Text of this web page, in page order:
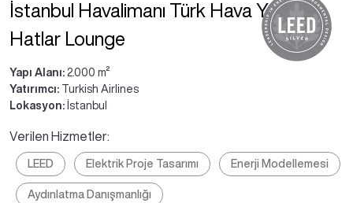
İstanbul Havalimanı Türk Hava Yolları İç
Hatlar Lounge
Yapı Alanı: 2.000 m²
Yatırımcı:
Turkish Airlines
Lokasyon: İstanbul
Verilen Hizmetler:
LEED Elektrik Proje Tasarımı Enerji Modellemesi
Aydınlatma Danışmanlığı